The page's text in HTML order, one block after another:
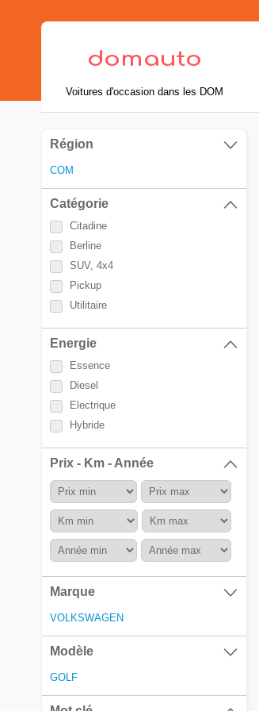
Voitures d'occasion dans les DOM
Région
COM
Catégorie
Citadine
Berline
SUV, 4x4
Pickup
Utilitaire
Energie
Essence
Diesel
Electrique
Hybride
Prix - Km - Année
Marque
VOLKSWAGEN
Modèle
GOLF